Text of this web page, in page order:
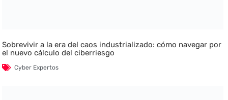
Sobrevivir a la era del caos industrializado: cómo navegar por
el nuevo cálculo del ciberriesgo
Cyber Expertos